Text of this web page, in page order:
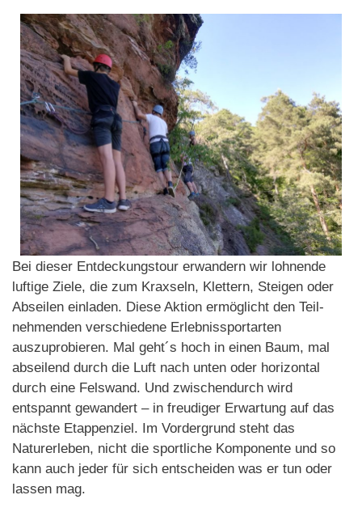
Bei dieser Entdeckungstour erwandern wir lohnende
luftige Ziele, die zum Kraxseln, Klettern, Steigen oder
Abseilen einladen. Diese Aktion ermöglicht den Teil-
nehmenden verschiedene Erlebnissportarten
auszuprobieren. Mal geht´s hoch in einen Baum, mal
abseilend durch die Luft nach unten oder horizontal
durch eine Felswand. Und zwischendurch wird
entspannt gewandert – in freudiger Erwartung auf das
nächste Etappenziel. Im Vordergrund steht das
Naturerleben, nicht die sportliche Komponente und so
kann auch jeder für sich entscheiden was er tun oder
lassen mag.